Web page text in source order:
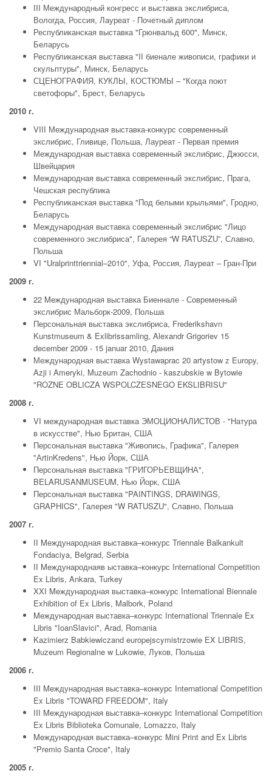
III Международный конгресс и выставка экслибриса,
Вологда, Россия, Лауреат - Почетный диплом
Республиканская выставка "Грюнвальд 600", Минск,
Беларусь
Республиканская выставка "II биенале живописи, графики и
скульптуры", Минск, Беларусь
СЦЕНОГРАФИЯ, КУКЛЫ, КОСТЮМЫ – "Когда поют
светофоры", Брест, Беларусь
2010 г.
VIII Международная выставка-конкурс современный
экслибрис, Гливице, Польша, Лауреат - Первая премия
Международная выставка современный экслибрис, Джюсси,
Швейцария
Международная выставка современный экслибрис, Прага,
Чешская республика
Республиканская выставка "Под белыми крыльями", Гродно,
Беларусь
Международная выставка современный экслибрис "Лицо
современного экслибриса", Галерея “W RATUSZU”, Славно,
Польша
VI "Uralprinttriennial–2010", Уфа, Россия, Лауреат – Гран-При
2009 г.
22 Meждународная выставка Биеннале - Современный
экслибрис Мальборк-2009, Польша
Персональная выставка экслибриса, Frederikshavn
Kunstmuseum & Exlibrissamling, Alexandr Grigoriev 15
december 2009 - 15 januar 2010, Дания
Международная выставка Wystawaprac 20 artystow z Europy,
Azji i Ameryki, Muzeum Zachodnio - kaszubskie w Bytowie
"ROZNE OBLICZA WSPOLCZESNEGO EKSLIBRISU"
2008 г.
VI международная выставка ЭМОЦИОНАЛИСТОВ - "Натура
в искусстве", Нью Британ, США
Персональная выставка "Живопись, Графика", Галерея
"АrtinKredens", Нью Йорк, США
Персональная выставка "ГРИГОРЬЕВЩИНА",
BELARUSANMUSEUM, Нью Йорк, США
Персональная выставка "PAINTINGS, DRAWINGS,
GRAPHICS", Галерея "W RATUSZU", Славно, Польша
2007 г.
II Meждународная выставка–конкурс Triennale Balkankult
Fondaciya, Belgrad, Serbia
II Meждународнаяв ыставка–конкурс International Competition
Ex Libris, Ankara, Turkey
XXI Meждународная выставка–конкурс International Biennale
Exhibition of Ex Libris, Malbork, Poland
Meждународная выставка–конкурс International Triennale Ex
Libris "IoanSlavici", Arad, Romania
Kazimierz Babkiewiczand europejscymistrzowie EX LIBRIS,
Muzeum Regionalne w Lukowie, Луков, Польша
2006 г.
III Meждународная выставка–конкурс International Competition
Ex Libris "TOWARD FREEDOM", Italy
III Meждународная выставка–конкурс International Competition
Ex Libris Biblioteka Comunale, Lomazzo, Italy
Meждународная выставка–конкурс Mini Print and Ex Libris
"Premio Santa Croce", Italy
2005 г.